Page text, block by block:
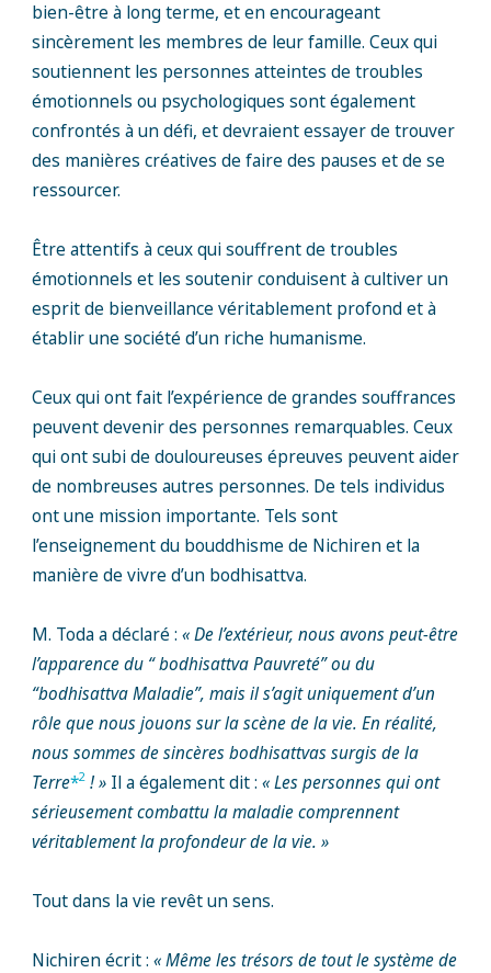
bien-être à long terme, et en encourageant
sincèrement les membres de leur famille. Ceux qui
soutiennent les personnes atteintes de troubles
émotionnels ou psychologiques sont également
confrontés à un défi, et devraient essayer de trouver
des manières créatives de faire des pauses et de se
ressourcer.
Être attentifs à ceux qui souffrent de troubles
émotionnels et les soutenir conduisent à cultiver un
esprit de bienveillance véritablement profond et à
établir une société d’un riche humanisme.
Ceux qui ont fait l’expérience de grandes souffrances
peuvent devenir des personnes remarquables. Ceux
qui ont subi de douloureuses épreuves peuvent aider
de nombreuses autres personnes. De tels individus
ont une mission importante. Tels sont
l’enseignement du bouddhisme de Nichiren et la
manière de vivre d’un bodhisattva.
M. Toda a déclaré : « De l’extérieur, nous avons peut-être
l’apparence du “ bodhisattva Pauvreté” ou du
“bodhisattva Maladie”, mais il s’agit uniquement d’un
rôle que nous jouons sur la scène de la vie. En réalité,
nous sommes de sincères bodhisattvas surgis de la
Terre*2 ! »Il a également dit : « Les personnes qui ont
sérieusement combattu la maladie comprennent
véritablement la profondeur de la vie. »
Tout dans la vie revêt un sens.
Nichiren écrit : « Même les trésors de tout le système de